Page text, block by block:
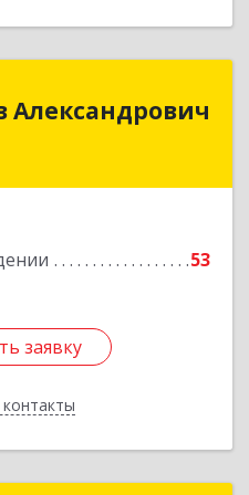
Александрович
53
заявку
заявку